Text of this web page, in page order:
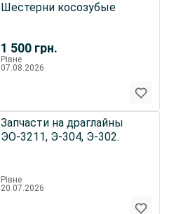
1 500 грн.
Шестерни косозубые
Рівне
07.08.2026
Запчасти на драглайны
ЭО-3211, Э-304, Э-302.
Рівне
20.07.2026